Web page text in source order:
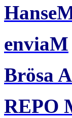
enviaM
Brösa
REPO